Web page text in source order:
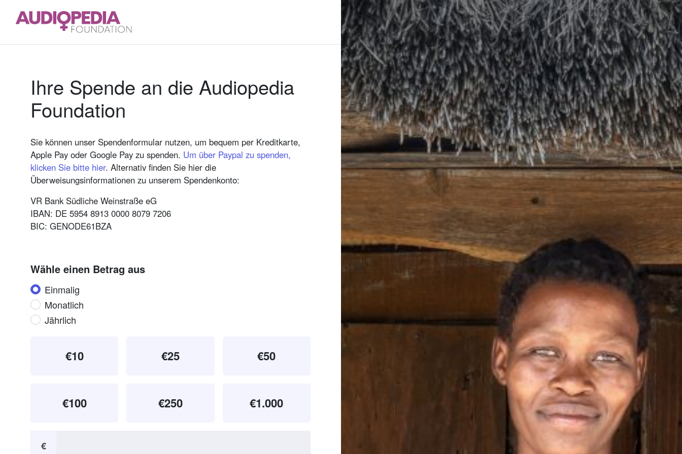
Ihre Spende an die Audiopedia
Foundation
Sie können unser Spendenformular nutzen, um bequem per Kreditkarte,
Apple Pay oder Google Pay zu spenden. Um über Paypal zu spenden,
klicken Sie bitte hier. Alternativ finden Sie hier die
Überweisungsinformationen zu unserem Spendenkonto:
VR Bank Südliche Weinstraße eG
IBAN: DE 5954 8913 0000 8079 7206
BIC: GENODE61BZA
Wähle einen Betrag aus
Donation frequency
Einmalig
Monatlich
Jährlich
€10 €25 €50
€100 €250 €1.000
€